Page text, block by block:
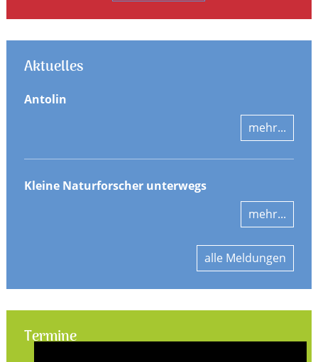
Aktuelles
Antolin
mehr...
Kleine Naturforscher unterwegs
mehr...
alle Meldungen
Termine